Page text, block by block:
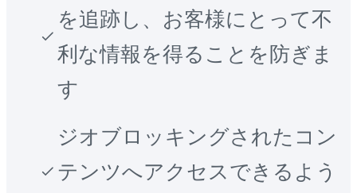
を追跡し、お客様にとって不
利な情報を得ることを防ぎま
す
ジオブロッキングされたコン
テンツへアクセスできるよう